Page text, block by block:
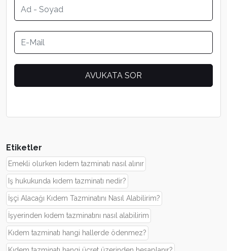
Etiketler
Emekli olurken kıdem tazminatı nasıl alınır
Iş hukukunda kıdem tazminatı nedir?
İşçi Alacağı Kıdem Tazminatını Nasıl Alabilirim?
İşyerinden kıdem tazminatını nasıl alabilirim
Kıdem tazminatı hangi hallerde ödenmez?